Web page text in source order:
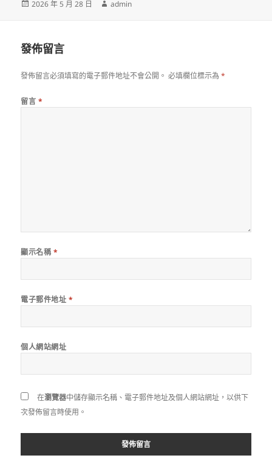
發
2026 年 5 月 28 日
作
admin
發佈留言
發佈留言必須填寫的電子郵件地址不會公開。 必填欄位標示為*
留言 *
顯示名稱 *
電子郵件地址 *
個人網站網址
在瀏覽器中儲存顯示名稱、電子郵件地址及個人網站網址，以供下
次發佈留言時使用。